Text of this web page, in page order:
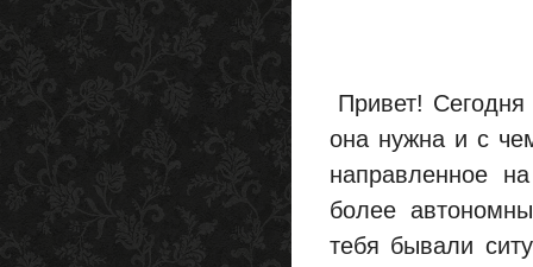
Привет! Сегодня
она нужна и с
направленное
более
тебя бывали